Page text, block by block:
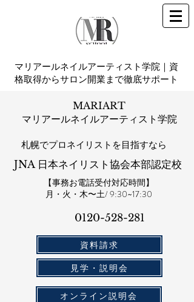
マリアールネイルアーティスト学院｜資
格取得からサロン開業まで徹底サポート
MARIART
マリアールネイルアーティスト学院
札幌​でプロネイリストを目指すなら
JNA 日本ネイリスト協会本部認定校
【事務お電話受付対応時間】
​月・火・木〜土/ 9:30~17:30
0120-528-281​
資料請求
見学・説明会
オンライン説明会